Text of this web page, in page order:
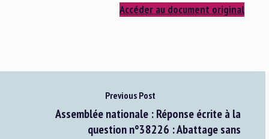
Accéder au document original
Previous Post
Assemblée nationale : Réponse écrite à la
question n°38226 : Abattage sans